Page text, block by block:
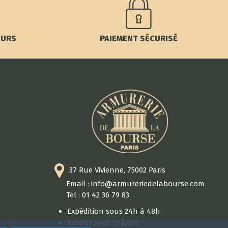
PAIEMENT SÉCURISÉ
37 Rue Vivienne, 75002 Paris
Email : info@armureriedelabourse.com
Tel : 01 42 36 79 83
Expédition sous 24h à 48h
Retour sous 15 jours